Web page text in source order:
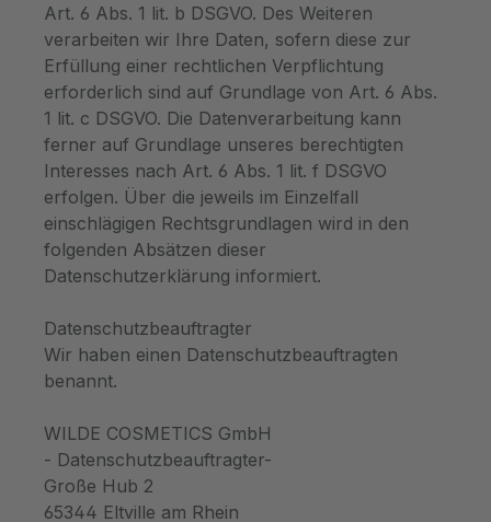
Art. 6 Abs. 1 lit. b DSGVO. Des Weiteren
verarbeiten wir Ihre Daten, sofern diese zur
Erfüllung einer rechtlichen Verpflichtung
erforderlich sind auf Grundlage von Art. 6 Abs.
1 lit. c DSGVO. Die Datenverarbeitung kann
ferner auf Grundlage unseres berechtigten
Interesses nach Art. 6 Abs. 1 lit. f DSGVO
erfolgen. Über die jeweils im Einzelfall
einschlägigen Rechtsgrundlagen wird in den
folgenden Absätzen dieser
Datenschutzerklärung informiert.
Datenschutzbeauftragter
Wir haben einen Datenschutzbeauftragten
benannt.
WILDE COSMETICS GmbH
- Datenschutzbeauftragter-
Große Hub 2
65344 Eltville am Rhein